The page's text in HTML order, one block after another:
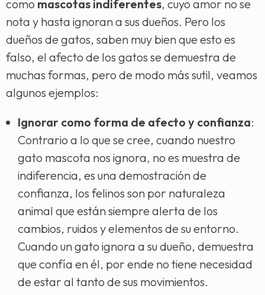
como mascotas indiferentes, cuyo amor no se
nota y hasta ignoran a sus dueños. Pero los
dueños de gatos, saben muy bien que esto es
falso, el afecto de los gatos se demuestra de
muchas formas, pero de modo más sutil, veamos
algunos ejemplos:
Ignorar como forma de afecto y confianza:
Contrario a lo que se cree, cuando nuestro
gato mascota nos ignora, no es muestra de
indiferencia, es una demostración de
confianza, los felinos son por naturaleza
animal que están siempre alerta de los
cambios, ruidos y elementos de su entorno.
Cuando un gato ignora a su dueño, demuestra
que confía en él, por ende no tiene necesidad
de estar al tanto de sus movimientos.